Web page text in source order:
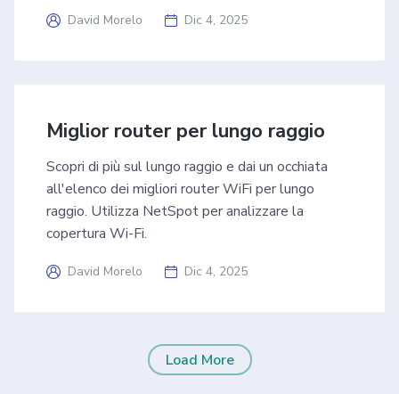
David Morelo Dic 4, 2025
Miglior router per lungo raggio
Scopri di più sul lungo raggio e dai un occhiata
all'elenco dei migliori router WiFi per lungo
raggio. Utilizza NetSpot per analizzare la
copertura Wi-Fi.
David Morelo Dic 4, 2025
Load More